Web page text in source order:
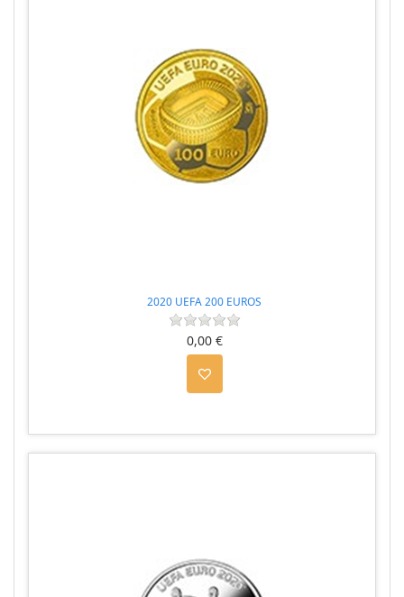
2020 UEFA 200 EUROS
0,00 €